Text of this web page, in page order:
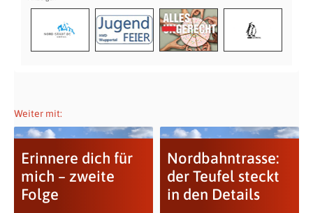
Weiter mit:
Erinnere dich für
mich – zweite
Folge
Nordbahntrasse:
der Teufel steckt
in den Details